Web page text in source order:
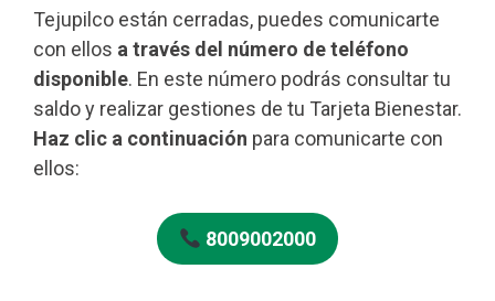
Tejupilco están cerradas, puedes comunicarte
con ellos a través del número de teléfono
disponible. En este número podrás consultar tu
saldo y realizar gestiones de tu Tarjeta Bienestar.
Haz clic a continuación para comunicarte con
ellos:
8009002000